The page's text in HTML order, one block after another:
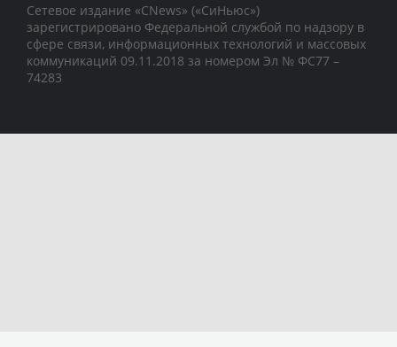
Сетевое издание «CNews» («СиНьюс»)
зарегистрировано Федеральной службой по надзору в
сфере связи, информационных технологий и массовых
коммуникаций 09.11.2018 за номером Эл № ФС77 –
74283